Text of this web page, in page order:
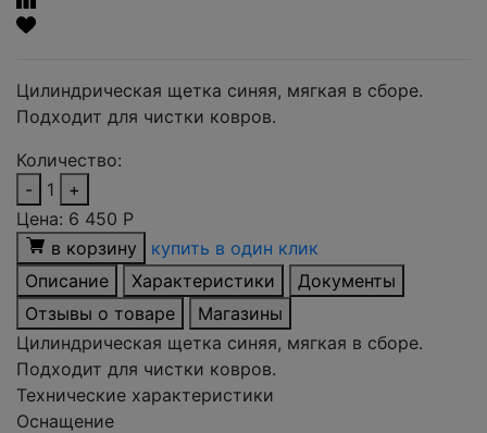
Цилиндрическая щетка синяя, мягкая в сборе.
Подходит для чистки ковров.
Количество:
-
1
+
Цена: 6 450 Р
в корзину
купить в один клик
Описание
Характеристики
Документы
Отзывы о товаре
Магазины
Цилиндрическая щетка синяя, мягкая в сборе.
Подходит для чистки ковров.
Технические характеристики
Оснащение